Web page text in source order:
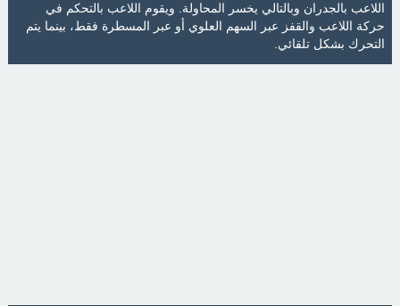
اللاعب بالجدران وبالتالي يخسر المحاولة. ويقوم اللاعب بالتحكم في
حركة اللاعب والقفز عبر السهم العلوي أو عبر المسطرة فقط، بينما يتم
التحرك بشكل تلقائي.